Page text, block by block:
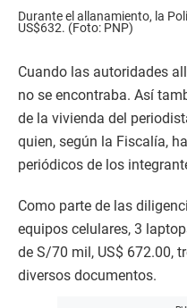
Durante el allanamiento, la
US$632. (Foto: PNP)
Cuando las autoridades
no se encontraba. Así
de la vivienda del
quien, según la Fiscalía,
periódicos de los
Como parte de las
equipos celulares, 3
de S/70 mil, US$ 672.00,
diversos documentos.